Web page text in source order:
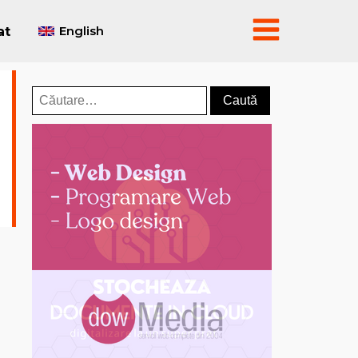
English
Caută
după: